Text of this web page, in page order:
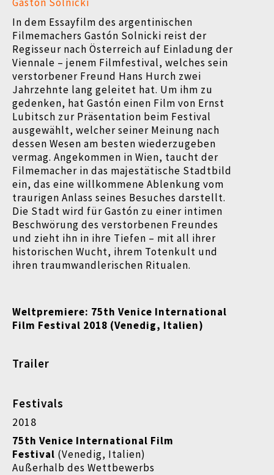
In dem Essayfilm des argentinischen
Filmemachers Gastón Solnicki reist der
Regisseur nach Österreich auf Einladung der
Viennale – jenem Filmfestival, welches sein
verstorbener Freund Hans Hurch zwei
Jahrzehnte lang geleitet hat. Um ihm zu
gedenken, hat Gastón einen Film von Ernst
Lubitsch zur Präsentation beim Festival
ausgewählt, welcher seiner Meinung nach
dessen Wesen am besten wiederzugeben
vermag. Angekommen in Wien, taucht der
Filmemacher in das majestätische Stadtbild
ein, das eine willkommene Ablenkung vom
traurigen Anlass seines Besuches darstellt.
Die Stadt wird für Gastón zu einer intimen
Beschwörung des verstorbenen Freundes
und zieht ihn in ihre Tiefen – mit all ihrer
historischen Wucht, ihrem Totenkult und
ihren traumwandlerischen Ritualen.
Weltpremiere: 75th Venice International
Film Festival 2018 (Venedig, Italien)
Trailer
Festivals
2018
75th Venice International Film
Festival (Venedig, Italien)
Außerhalb des Wettbewerbs